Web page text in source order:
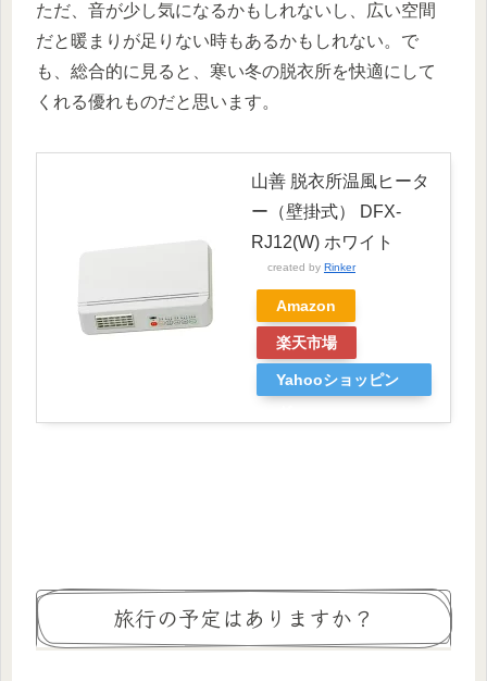
ただ、音が少し気になるかもしれないし、広い空間
だと暖まりが足りない時もあるかもしれない。で
も、総合的に見ると、寒い冬の脱衣所を快適にして
くれる優れものだと思います。
山善 脱衣所温風ヒータ
ー（壁掛式） DFX-
RJ12(W) ホワイト
created by Rinker
Amazon
楽天市場
Yahooショッピン
旅行の予定はありますか？